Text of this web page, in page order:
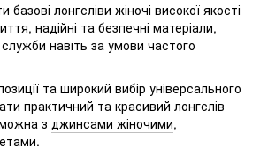
базові лонгсліви жіночі високої якості
надійні та безпечні матеріали,
навіть за умови частого
та широкий вибір універсального
практичний та красивий лонгслів
з джинсами жіночими,